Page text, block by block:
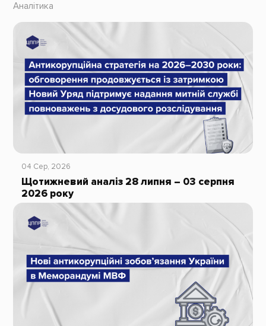
Аналітика
04 Сер, 2026
Щотижневий аналіз 28 липня – 03 серпня
2026 року